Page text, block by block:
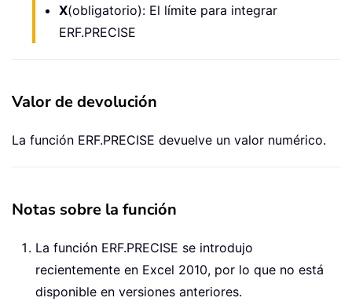
X(obligatorio): El límite para integrar
ERF.PRECISE
Valor de devolución
La función ERF.PRECISE devuelve un valor numérico.
Notas sobre la función
La función ERF.PRECISE se introdujo
recientemente en Excel 2010, por lo que no está
disponible en versiones anteriores.